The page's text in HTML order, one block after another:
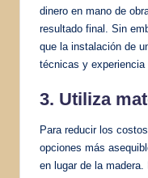
dinero en mano de
resultado final. Sin
que la instalación de
técnicas y experiencia
3. Utiliza
Para reducir los
opciones más
en lugar de la